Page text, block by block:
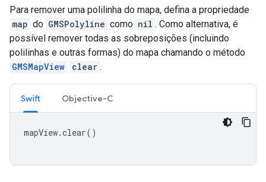
Para remover uma polilinha do mapa, defina a propriedade
map do GMSPolyline como nil . Como alternativa, é
possível remover todas as sobreposições (incluindo
polilinhas e outras formas) do mapa chamando o método
GMSMapView
clear .
Swift Objective-C
mapView.clear()